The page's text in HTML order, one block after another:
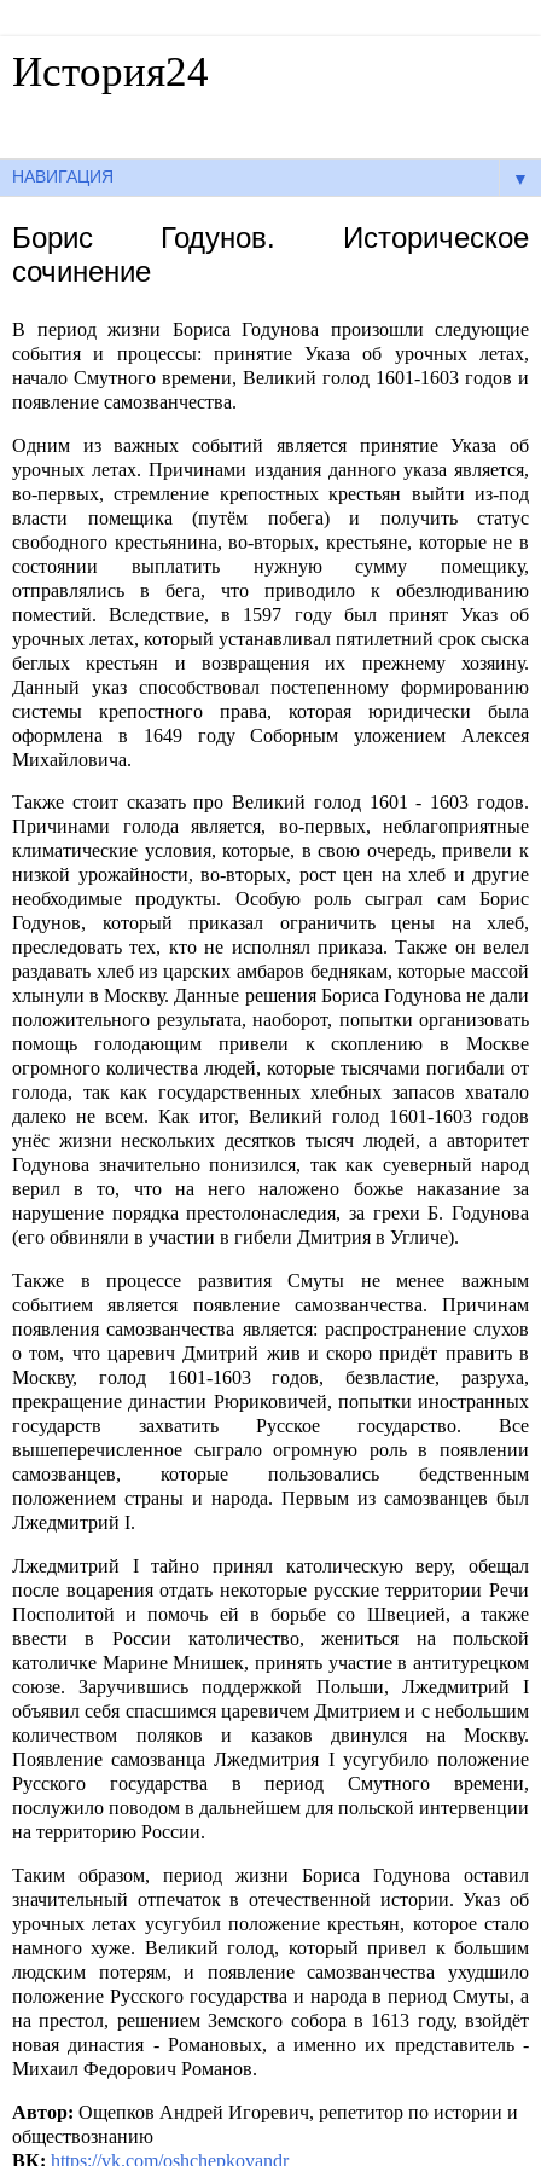
История24
▼
Борис Годунов. Историческое
сочинение
В период жизни Бориса Годунова произошли следующие
события и процессы: принятие Указа об урочных летах,
начало Смутного времени, Великий голод 1601-1603 годов и
появление самозванчества.
Одним из важных событий является принятие Указа об
урочных летах. Причинами издания данного указа является,
во-первых, стремление крепостных крестьян выйти из-под
власти помещика (путём побега) и получить статус
свободного крестьянина, во-вторых, крестьяне, которые не в
состоянии выплатить нужную сумму помещику,
отправлялись в бега, что приводило к обезлюдиванию
поместий. Вследствие, в 1597 году был принят Указ об
урочных летах, который устанавливал пятилетний срок сыска
беглых крестьян и возвращения их прежнему хозяину.
Данный указ способствовал постепенному формированию
системы крепостного права, которая юридически была
оформлена в 1649 году Соборным уложением Алексея
Михайловича.
Также стоит сказать про Великий голод 1601 - 1603 годов.
Причинами голода является, во-первых, неблагоприятные
климатические условия, которые, в свою очередь, привели к
низкой урожайности, во-вторых, рост цен на хлеб и другие
необходимые продукты. Особую роль сыграл сам Борис
Годунов, который приказал ограничить цены на хлеб,
преследовать тех, кто не исполнял приказа. Также он велел
раздавать хлеб из царских амбаров беднякам, которые массой
хлынули в Москву. Данные решения Бориса Годунова не дали
положительного результата, наоборот, попытки организовать
помощь голодающим привели к скоплению в Москве
огромного количества людей, которые тысячами погибали от
голода, так как государственных хлебных запасов хватало
далеко не всем. Как итог, Великий голод 1601-1603 годов
унёс жизни нескольких десятков тысяч людей, а авторитет
Годунова значительно понизился, так как суеверный народ
верил в то, что на него наложено божье наказание за
нарушение порядка престолонаследия, за грехи Б. Годунова
(его обвиняли в участии в гибели Дмитрия в Угличе).
Также в процессе развития Смуты не менее важным
событием является появление самозванчества. Причинам
появления самозванчества является: распространение слухов
о том, что царевич Дмитрий жив и скоро придёт править в
Москву, голод 1601-1603 годов, безвластие, разруха,
прекращение династии Рюриковичей, попытки иностранных
государств захватить Русское государство. Все
вышеперечисленное сыграло огромную роль в появлении
самозванцев, которые пользовались бедственным
положением страны и народа. Первым из самозванцев был
Лжедмитрий I.
Лжедмитрий I тайно принял католическую веру, обещал
после воцарения отдать некоторые русские территории Речи
Посполитой и помочь ей в борьбе со Швецией, а также
ввести в России католичество, жениться на польской
католичке Марине Мнишек, принять участие в антитурецком
союзе. Заручившись поддержкой Польши, Лжедмитрий I
объявил себя спасшимся царевичем Дмитрием и с небольшим
количеством поляков и казаков двинулся на Москву.
Появление самозванца Лжедмитрия I усугубило положение
Русского государства в период Смутного времени,
послужило поводом в дальнейшем для польской интервенции
на территорию России.
Таким образом, период жизни Бориса Годунова оставил
значительный отпечаток в отечественной истории. Указ об
урочных летах усугубил положение крестьян, которое стало
намного хуже. Великий голод, который привел к большим
людским потерям, и появление самозванчества ухудшило
положение Русского государства и народа в период Смуты, а
на престол, решением Земского собора в 1613 году, взойдёт
новая династия - Романовых, а именно их представитель -
Михаил Федорович Романов.
Автор: Ощепков Андрей Игоревич, репетитор по истории и
обществознанию
ВК: https://vk.com/oshchepkovandr